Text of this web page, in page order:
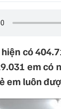
có
em có
em luôn